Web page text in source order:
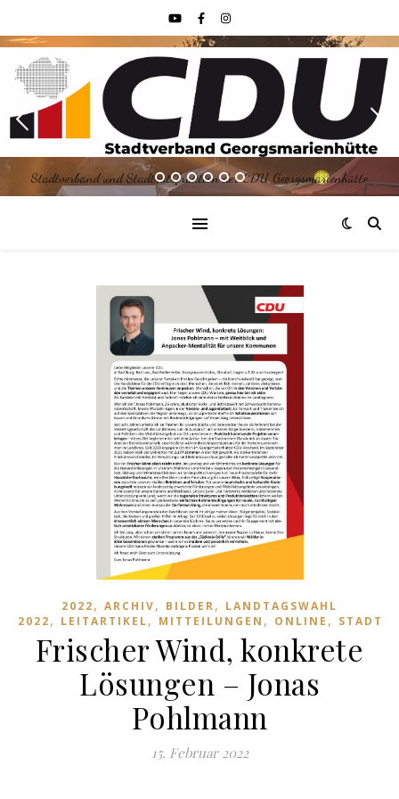
Stadtverband und Stadtratsfraktion der CDU Georgsmarienhütte
2022, ARCHIV, BILDER, LANDTAGSWAHL
2022, LEITARTIKEL, MITTEILUNGEN , ONLINE ,
Frischer Wind, konkrete
Lösungen – Jonas
Pohlmann
15. Februar 2022